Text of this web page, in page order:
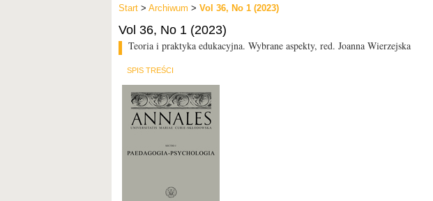
Start > Archiwum > Vol 36, No 1 (2023)
Vol 36, No 1 (2023)
Teoria i praktyka edukacyjna. Wybrane aspekty, red. Joanna Wierzejska
SPIS TREŚCI